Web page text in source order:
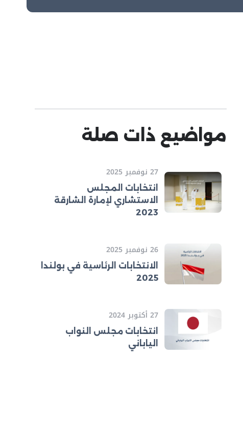
مواضيع ذات صلة
27 نوفمبر 2025
انتخابات المجلس
الاستشاري لإمارة الشارقة
2023
26 نوفمبر 2025
الانتخابات الرئاسية في بولندا
2025
27 أكتوبر 2024
انتخابات مجلس النواب
الياباني